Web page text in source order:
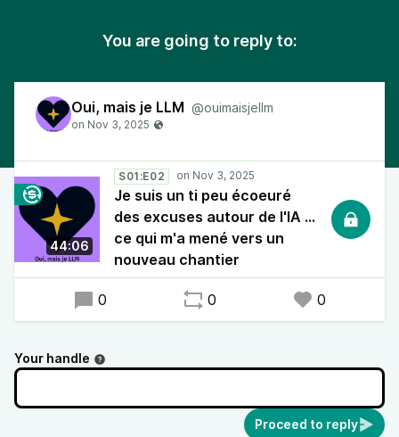
You are going to reply to:
Oui, mais je LLM @ouimaisjellm
44:06
S01:E02
Je suis un ti peu écoeuré
des excuses autour de l'IA ...
ce qui m'a mené vers un
nouveau chantier
0 0 0
Your handle
Proceed to reply